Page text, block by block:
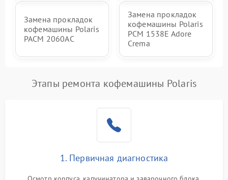
Замена прокладок
кофемашины Polaris
PACM 2060AC
Замена прокладок
кофемашины Polaris
PCM 1538E Adore
Crema
Этапы ремонта кофемашины Polaris
1. Первичная диагностика